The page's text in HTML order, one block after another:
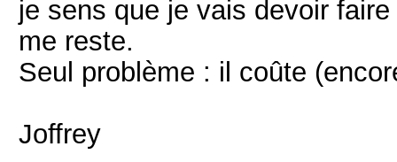
je sens que je vais devoir
me reste.
Seul problème : il coûte
Joffrey